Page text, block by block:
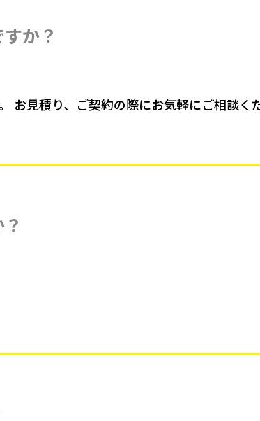
か？
お見積り、ご契約の際にお気軽にご相談く